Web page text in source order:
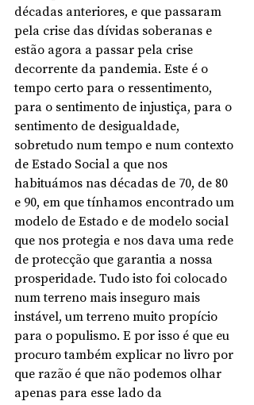
décadas anteriores, e que passaram
pela crise das dívidas soberanas e
estão agora a passar pela crise
decorrente da pandemia. Este é o
tempo certo para o ressentimento,
para o sentimento de injustiça, para o
sentimento de desigualdade,
sobretudo num tempo e num contexto
de Estado Social a que nos
habituámos nas décadas de 70, de 80
e 90, em que tínhamos encontrado um
modelo de Estado e de modelo social
que nos protegia e nos dava uma rede
de protecção que garantia a nossa
prosperidade. Tudo isto foi colocado
num terreno mais inseguro mais
instável, um terreno muito propício
para o populismo. E por isso é que eu
procuro também explicar no livro por
que razão é que não podemos olhar
apenas para esse lado da